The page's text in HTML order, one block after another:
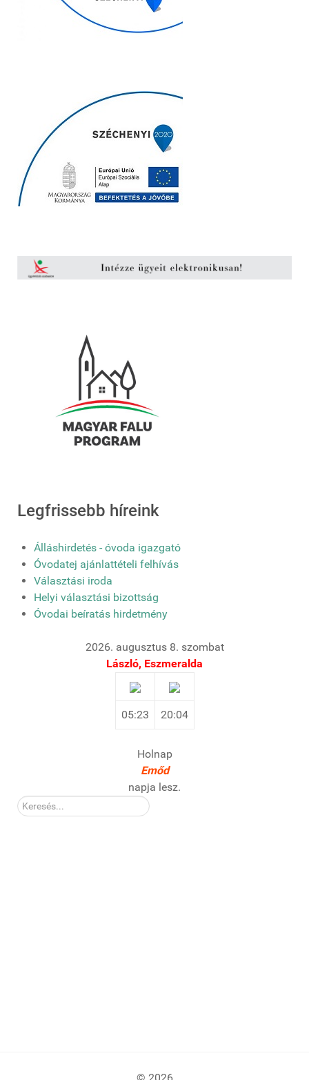
Legfrissebb híreink
Álláshirdetés - óvoda igazgató
Óvodatej ajánlattételi felhívás
Választási iroda
Helyi választási bizottság
Óvodai beíratás hirdetmény
2026. augusztus 8. szombat
László, Eszmeralda
05:23 20:04
Holnap
Emőd
napja lesz.
Kereső: